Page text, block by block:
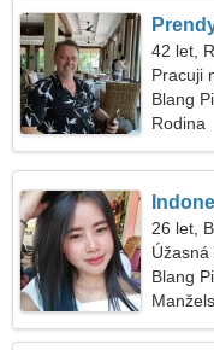
42 let,
Pracuji
Blang
Rodina
26 let,
Blang